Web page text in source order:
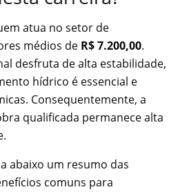
atua no setor de
médios de R$ 7.200,00.
desfruta de alta estabilidade,
hídrico é essencial e
Consequentemente, a
qualificada permanece alta
abaixo um resumo das
comuns para